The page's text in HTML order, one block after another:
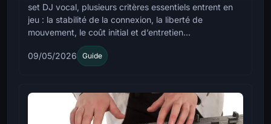
set DJ vocal, plusieurs critères essentiels entrent en
jeu : la stabilité de la connexion, la liberté de
mouvement, le coût initial et d’entretien...
09/05/2026 Guide